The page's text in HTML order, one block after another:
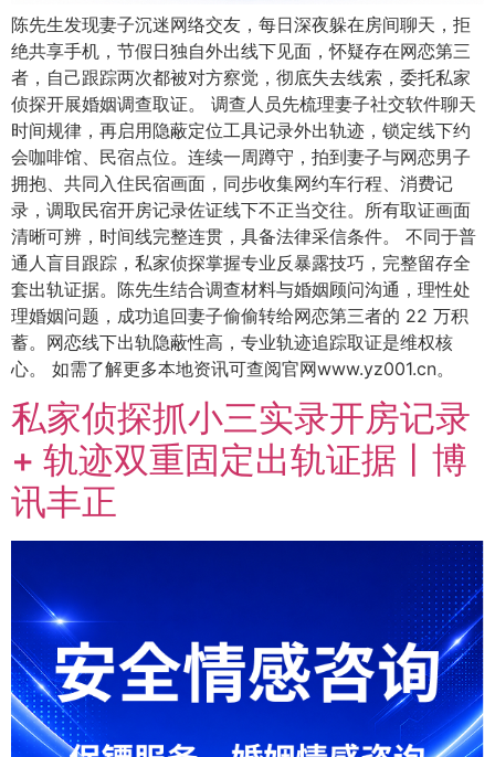
陈先生发现妻子沉迷网络交友，每日深夜躲在房间聊天，拒
绝共享手机，节假日独自外出线下见面，怀疑存在网恋第三
者，自己跟踪两次都被对方察觉，彻底失去线索，委托私家
侦探开展婚姻调查取证。 调查人员先梳理妻子社交软件聊天
时间规律，再启用隐蔽定位工具记录外出轨迹，锁定线下约
会咖啡馆、民宿点位。连续一周蹲守，拍到妻子与网恋男子
拥抱、共同入住民宿画面，同步收集网约车行程、消费记
录，调取民宿开房记录佐证线下不正当交往。所有取证画面
清晰可辨，时间线完整连贯，具备法律采信条件。 不同于普
通人盲目跟踪，私家侦探掌握专业反暴露技巧，完整留存全
套出轨证据。陈先生结合调查材料与婚姻顾问沟通，理性处
理婚姻问题，成功追回妻子偷偷转给网恋第三者的 22 万积
蓄。网恋线下出轨隐蔽性高，专业轨迹追踪取证是维权核
心。 如需了解更多本地资讯可查阅官网www.yz001.cn。
私家侦探抓小三实录开房记录
+ 轨迹双重固定出轨证据丨博
讯丰正